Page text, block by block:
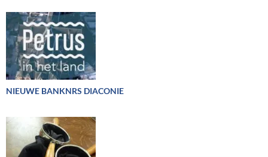
NIEUWE BANKNRS DIACONIE